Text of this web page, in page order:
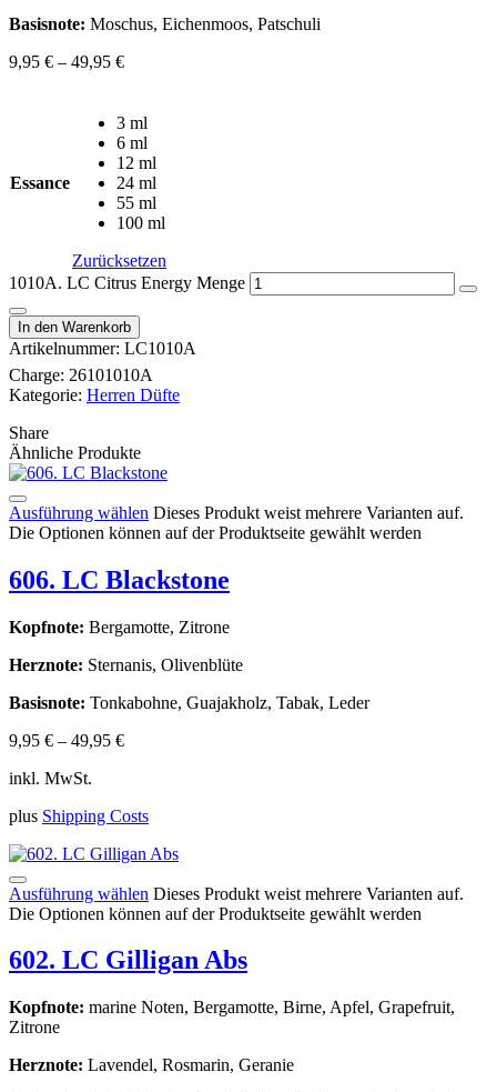
Basisnote: Moschus, Eichenmoos, Patschuli
9,95 € – 49,95 €
Essance
3 ml
6 ml
12 ml
24 ml
55 ml
100 ml
Zurücksetzen
1010A. LC Citrus Energy Menge
In den Warenkorb
Artikelnummer: LC1010A
Charge: 26101010A
Kategorie: Herren Düfte
Share
Ähnliche Produkte
Ausführung wählen Dieses Produkt weist mehrere Varianten auf.
Die Optionen können auf der Produktseite gewählt werden
606. LC Blackstone
Kopfnote: Bergamotte, Zitrone
Herznote: Sternanis, Olivenblüte
Basisnote: Tonkabohne, Guajakholz, Tabak, Leder
9,95 € – 49,95 €
inkl. MwSt.
plus Shipping Costs
Ausführung wählen Dieses Produkt weist mehrere Varianten auf.
Die Optionen können auf der Produktseite gewählt werden
602. LC Gilligan Abs
Kopfnote: marine Noten, Bergamotte, Birne, Apfel, Grapefruit,
Zitrone
Herznote: Lavendel, Rosmarin, Geranie